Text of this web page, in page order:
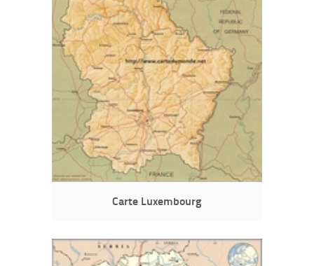
Carte Luxembourg